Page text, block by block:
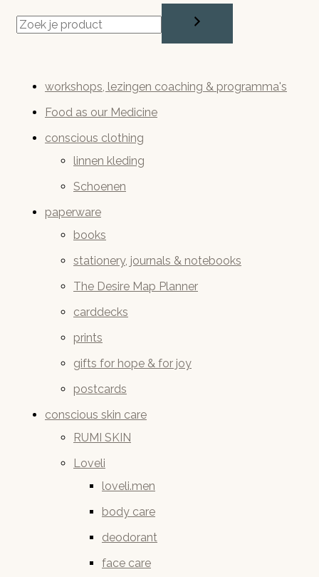
workshops, lezingen coaching & programma's
Food as our Medicine
conscious clothing
linnen kleding
Schoenen
paperware
books
stationery, journals & notebooks
The Desire Map Planner
carddecks
prints
gifts for hope & for joy
postcards
conscious skin care
RUMI SKIN
Loveli
loveli.men
body care
deodorant
face care